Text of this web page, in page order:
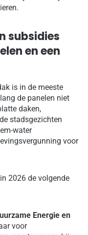
subsidies
en een
is in de meeste
de panelen niet
daken,
stadsgezichten
water
voor
2026 de volgende
Energie en
voor